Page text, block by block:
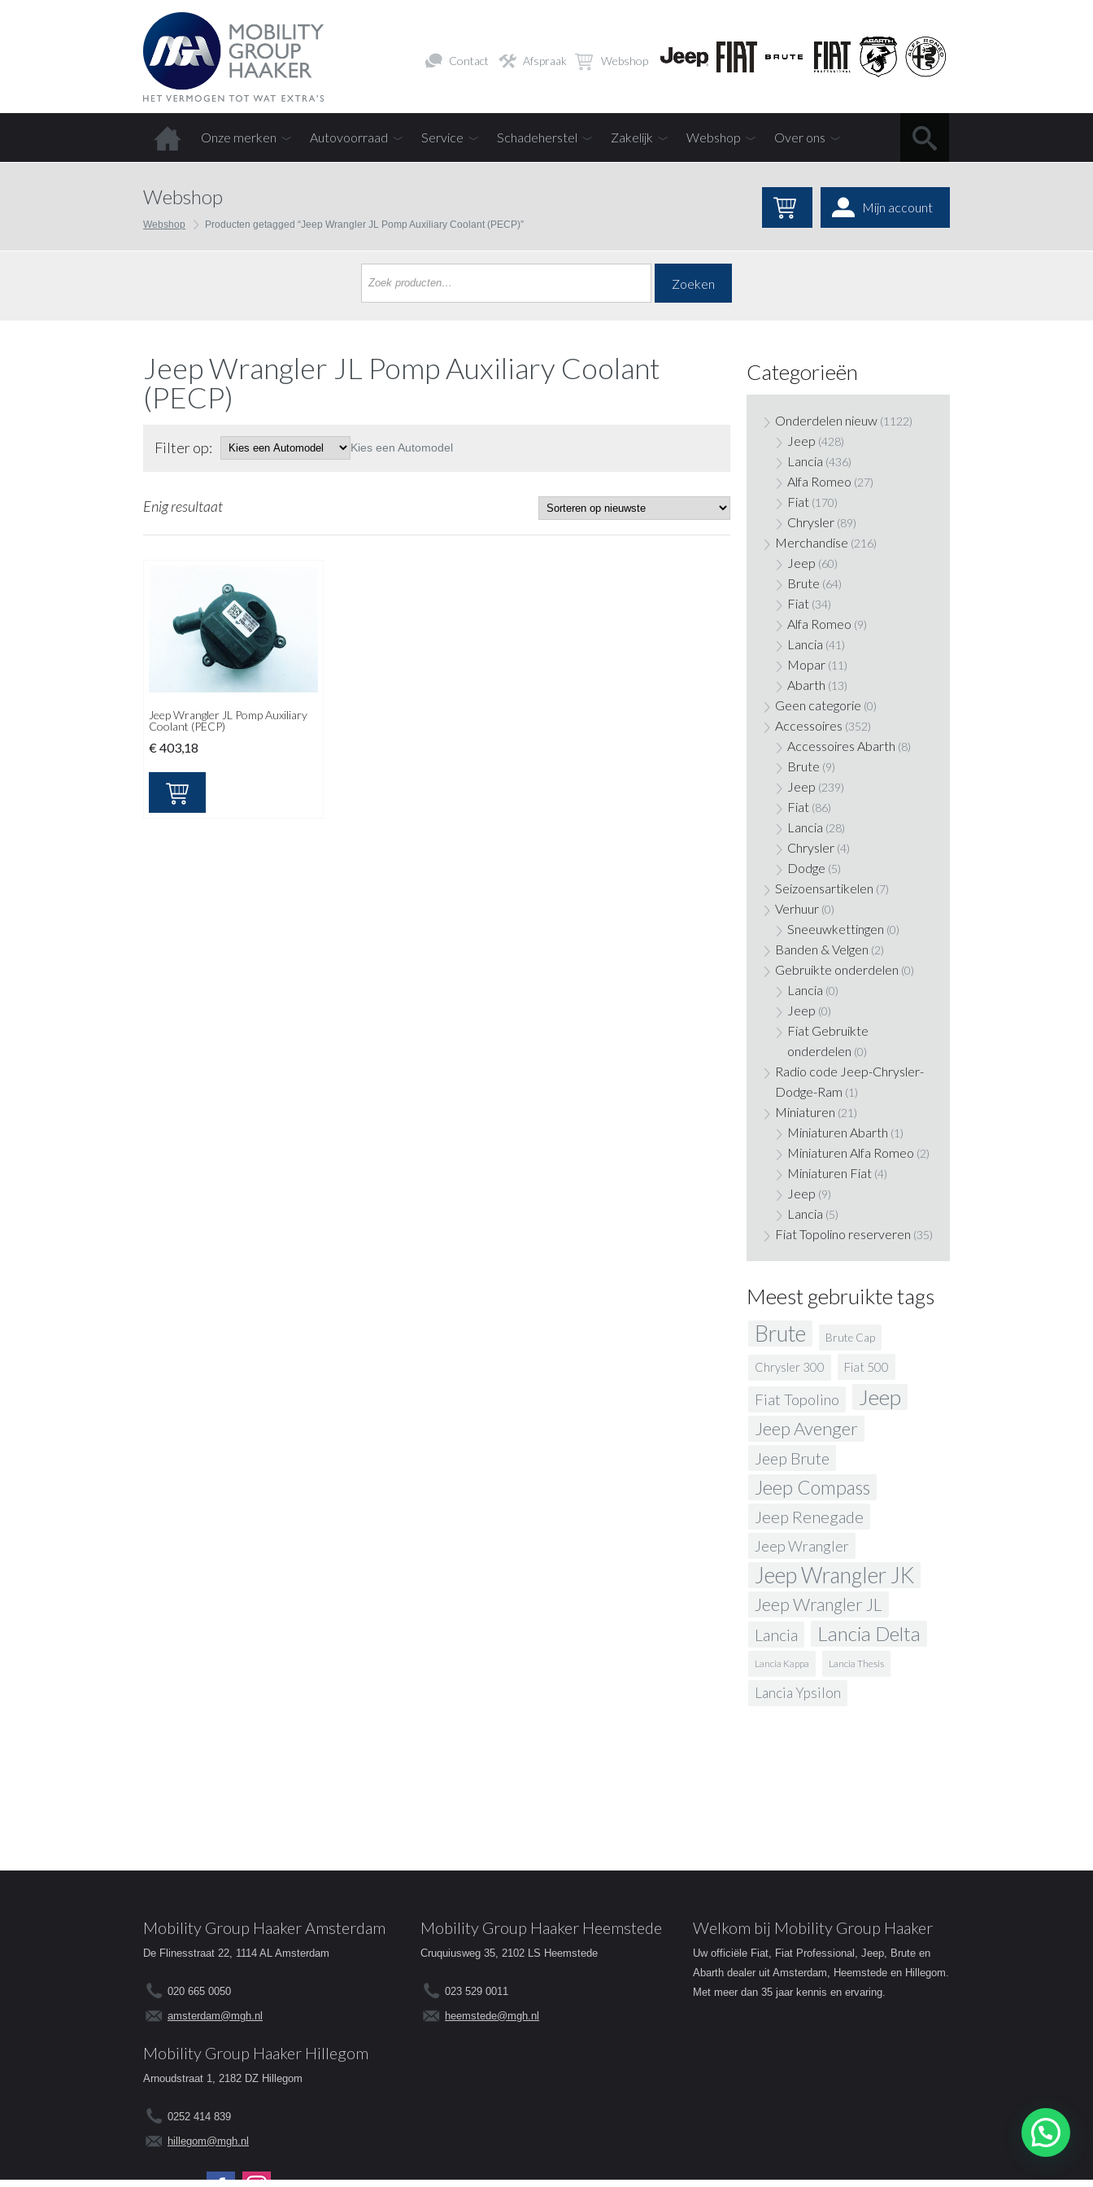
Contact Afspraak Webshop
Onze merken Autovoorraad Service Schadeherstel Zakelijk Webshop Over ons
Webshop
Webshop Producten getagged “Jeep Wrangler JL Pomp Auxiliary Coolant (PECP)”
Mijn account
Zoeken
Jeep Wrangler JL Pomp Auxiliary Coolant
(PECP)
Filter op: Kies een Automodel
Enig resultaat
Jeep Wrangler JL Pomp Auxiliary
Coolant (PECP)
€403,18
Categorieën
Onderdelen nieuw (1122)
Jeep (428)
Lancia (436)
Alfa Romeo (27)
Fiat (170)
Chrysler (89)
Merchandise (216)
Jeep (60)
Brute (64)
Fiat (34)
Alfa Romeo (9)
Lancia (41)
Mopar (11)
Abarth (13)
Geen categorie (0)
Accessoires (352)
Accessoires Abarth (8)
Brute (9)
Jeep (239)
Fiat (86)
Lancia (28)
Chrysler (4)
Dodge (5)
Seizoensartikelen (7)
Verhuur (0)
Sneeuwkettingen (0)
Banden & Velgen (2)
Gebruikte onderdelen (0)
Lancia (0)
Jeep (0)
Fiat Gebruikte
onderdelen (0)
Radio code Jeep-Chrysler-
Dodge-Ram (1)
Miniaturen (21)
Miniaturen Abarth (1)
Miniaturen Alfa Romeo (2)
Miniaturen Fiat (4)
Jeep (9)
Lancia (5)
Fiat Topolino reserveren (35)
Meest gebruikte tags
Brute Brute Cap
Chrysler 300 Fiat 500
Fiat Topolino Jeep
Jeep Avenger
Jeep Brute
Jeep Compass
Jeep Renegade
Jeep Wrangler
Jeep Wrangler JK
Jeep Wrangler JL
Lancia Lancia Delta
Lancia Kappa Lancia Thesis
Lancia Ypsilon
Mobility Group Haaker Amsterdam
De Flinesstraat 22, 1114 AL Amsterdam
020 665 0050
amsterdam@mgh.nl
Mobility Group Haaker Heemstede
Cruquiusweg 35, 2102 LS Heemstede
023 529 0011
heemstede@mgh.nl
Mobility Group Haaker Hillegom
Arnoudstraat 1, 2182 DZ Hillegom
0252 414 839
hillegom@mgh.nl
Volg ons op:
Welkom bij Mobility Group Haaker
Uw officiële Fiat, Fiat Professional, Jeep, Brute en
Abarth dealer uit Amsterdam, Heemstede en Hillegom.
Met meer dan 35 jaar kennis en ervaring.